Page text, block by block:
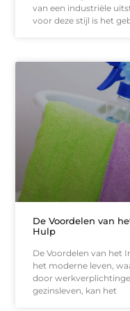
van een industriële
voor deze stijl is het
De Voordelen van
Hulp
De Voordelen van het
het moderne leven,
door
gezinsleven, kan het